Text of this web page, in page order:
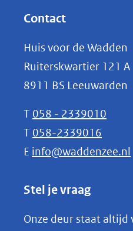
(verwijst
naar
een
andere
website)
Contact
Huis voor de Wadden
Ruiterskwartier 121 A
8911 BS Leeuwarden
T 058 - 2339010
T 058-2339016
E info@waddenzee.nl
Stel je vraag
Onze deur staat altijd